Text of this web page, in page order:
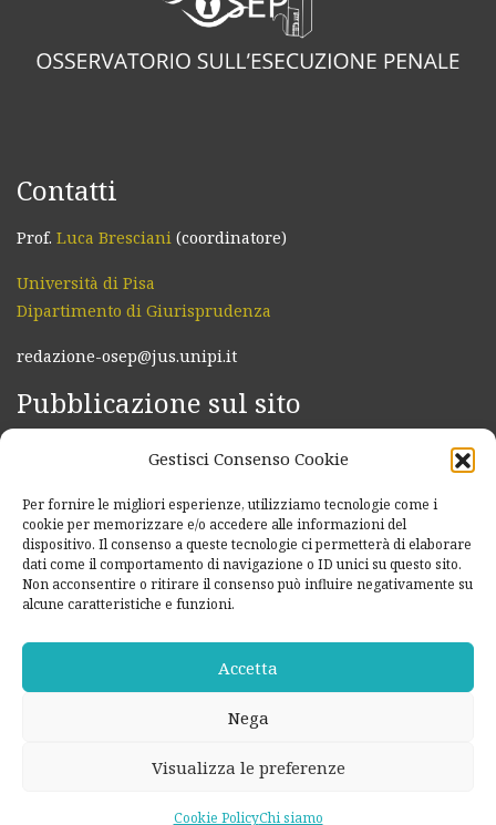
Gestisci Consenso Cookie
Per fornire le migliori esperienze, utilizziamo tecnologie come i
cookie per memorizzare e/o accedere alle informazioni del
dispositivo. Il consenso a queste tecnologie ci permetterà di elaborare
dati come il comportamento di navigazione o ID unici su questo sito.
Non acconsentire o ritirare il consenso può influire negativamente su
alcune caratteristiche e funzioni.
Accetta
Nega
Visualizza le preferenze
Cookie PolicyChi siamo
Contatti
Prof. Luca Bresciani (coordinatore)
Università di Pisa
Dipartimento di Giurisprudenza
redazione-osep@jus.unipi.it
Pubblicazione sul sito
Per i magistrati di sorveglianza:
la Redazione esorta vivamente tutti gli studiosi interessati
a inviare contributi per la pubblicazione sul sito
Modulo per l’invio
per ricevere aggiornamenti e